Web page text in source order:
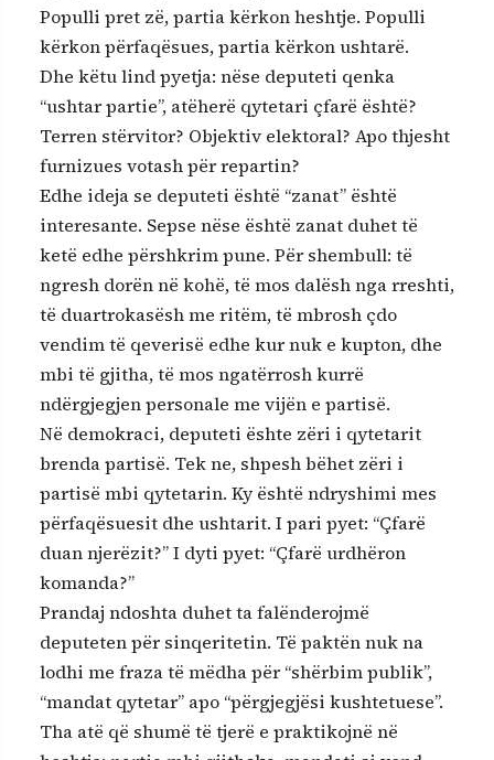
Populli pret zë, partia kërkon heshtje. Populli
kërkon përfaqësues, partia kërkon ushtarë.
Dhe këtu lind pyetja: nëse deputeti qenka
“ushtar partie”, atëherë qytetari çfarë është?
Terren stërvitor? Objektiv elektoral? Apo thjesht
furnizues votash për repartin?
Edhe ideja se deputeti është “zanat” është
interesante. Sepse nëse është zanat duhet të
ketë edhe përshkrim pune. Për shembull: të
ngresh dorën në kohë, të mos dalësh nga rreshti,
të duartrokasësh me ritëm, të mbrosh çdo
vendim të qeverisë edhe kur nuk e kupton, dhe
mbi të gjitha, të mos ngatërrosh kurrë
ndërgjegjen personale me vijën e partisë.
Në demokraci, deputeti ështe zëri i qytetarit
brenda partisë. Tek ne, shpesh bëhet zëri i
partisë mbi qytetarin. Ky është ndryshimi mes
përfaqësuesit dhe ushtarit. I pari pyet: “Çfarë
duan njerëzit?” I dyti pyet: “Çfarë urdhëron
komanda?”
Prandaj ndoshta duhet ta falënderojmë
deputeten për sinqeritetin. Të paktën nuk na
lodhi me fraza të mëdha për “shërbim publik”,
“mandat qytetar” apo “përgjegjësi kushtetuese”.
Tha atë që shumë të tjerë e praktikojnë në